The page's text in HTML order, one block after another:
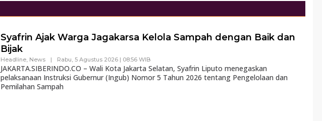
Syafrin Ajak Warga Jagakarsa Kelola Sampah dengan Baik dan
Bijak
Headline, News | Rabu, 5 Agustus 2026 | 08:56 WIB
JAKARTA.SIBERINDO.CO – Wali Kota Jakarta Selatan, Syafrin Liputo menegaskan
pelaksanaan Instruksi Gubernur (Ingub) Nomor 5 Tahun 2026 tentang Pengelolaan dan
Pemilahan Sampah